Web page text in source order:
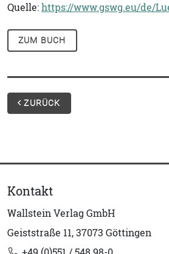
Quelle:https://www.gswg.eu/de/
ZUM BUCH
ZURÜCK
Kontakt
Wallstein Verlag GmbH
Geiststraße 11, 37073 Göttingen